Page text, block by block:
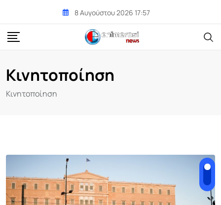
content
8 Αυγούστου 2026 17:57
Κινητοποίηση
Κινητοποίηση